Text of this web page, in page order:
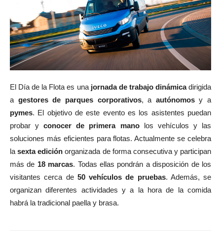
El Día de la Flota es unajornada de trabajo dinámicadirigida
a gestores de parques corporativos, a autónomosy a
pymes. El objetivo de este evento es los asistentes puedan
probar y conocer de primera manolos vehículos y las
soluciones más eficientes para flotas. Actualmente se celebra
lasexta edición organizada de forma consecutiva y participan
más de 18 marcas. Todas ellas pondrán a disposición de los
visitantes cerca de 50 vehículos de pruebas. Además, se
organizan diferentes actividades y a la hora de la comida
habrá la tradicional paella y brasa.